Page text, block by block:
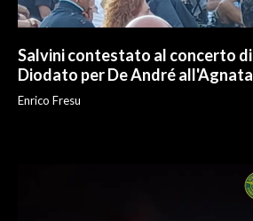
Salvini contestato al concerto di
Diodato per De André all'Agnata
Enrico Fresu